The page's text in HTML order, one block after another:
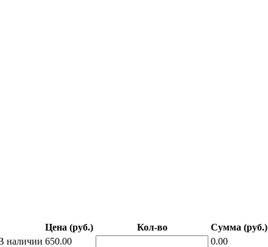
Цена (руб.) Кол-во
Сумма (руб.)
наличии 650.00
0.00